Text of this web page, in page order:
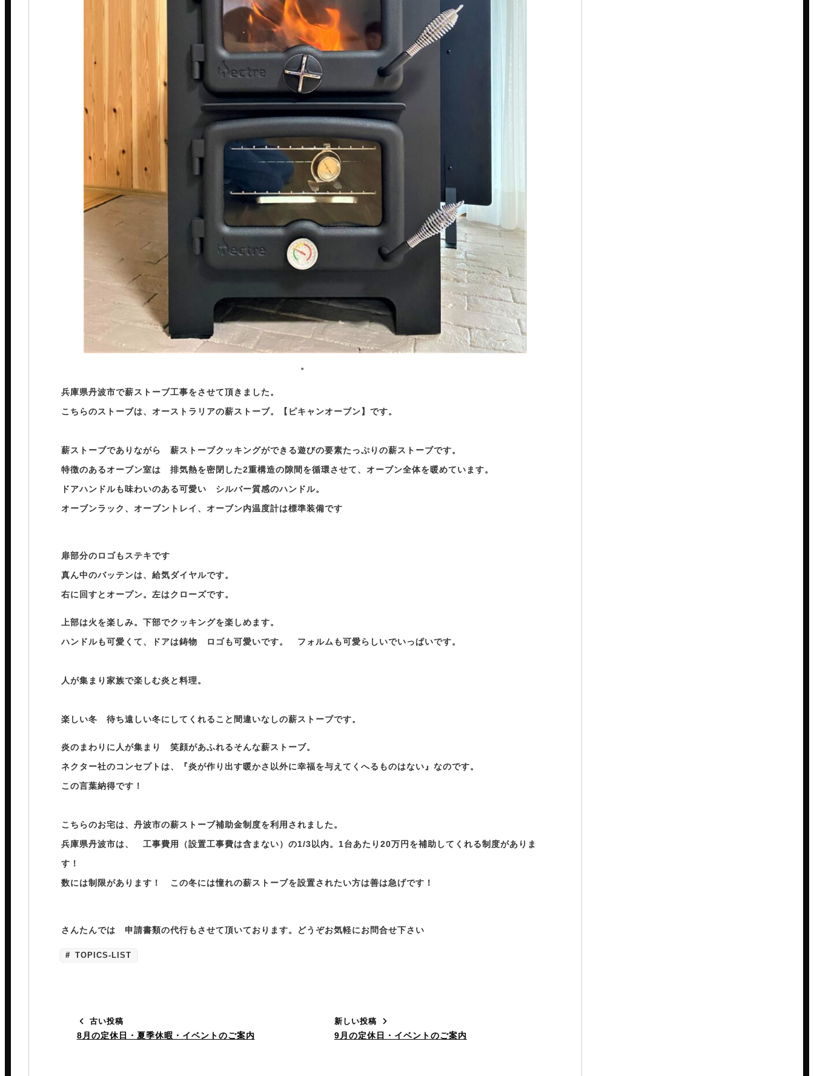
。
兵庫県丹波市で薪ストーブ工事をさせて頂きました。
こちらのストーブは、オーストラリアの薪ストーブ。【ピキャンオーブン】です。
薪ストーブでありながら 薪ストーブクッキングができる遊びの要素たっぷりの薪ストーブです。
特徴のあるオーブン室は 排気熱を密閉した2重構造の隙間を循環させて、オーブン全体を暖めています。
ドアハンドルも味わいのある可愛い シルバー質感のハンドル。
オーブンラック、オーブントレイ、オーブン内温度計は標準装備です
扉部分のロゴもステキです
真ん中のバッテンは、給気ダイヤルです。
右に回すとオープン。左はクローズです。
上部は火を楽しみ。下部でクッキングを楽しめます。
ハンドルも可愛くて、ドアは鋳物 ロゴも可愛いです。 フォルムも可愛らしいでいっぱいです。
人が集まり家族で楽しむ炎と料理。
楽しい冬 待ち遠しい冬にしてくれること間違いなしの薪ストーブです。
炎のまわりに人が集まり 笑顔があふれるそんな薪ストーブ。
ネクター社のコンセプトは、『炎が作り出す暖かさ以外に幸福を与えてくへるものはない』なのです。
この言葉納得です！
こちらのお宅は、丹波市の薪ストーブ補助金制度を利用されました。
兵庫県丹波市は、 工事費用（設置工事費は含まない）の1/3以内。1台あたり20万円を補助してくれる制度がありま
す！
数には制限があります！ この冬には憧れの薪ストーブを設置されたい方は善は急げです！
さんたんでは 申請書類の代行もさせて頂いております。どうぞお気軽にお問合せ下さい
TOPICS-LIST
古い投稿
8月の定休日・夏季休暇・イベントのご案内
新しい投稿
9月の定休日・イベントのご案内